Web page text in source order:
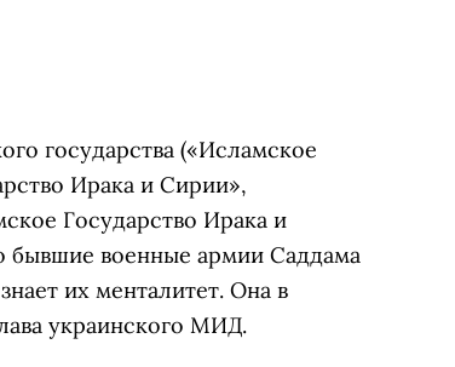
государства («Исламское
Ирака и Сирии»,
Государство Ирака и
бывшие военные армии Саддама
их менталитет. Она в
украинского МИД.